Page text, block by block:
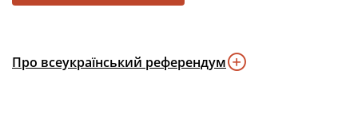
Про всеукраїнський референдум